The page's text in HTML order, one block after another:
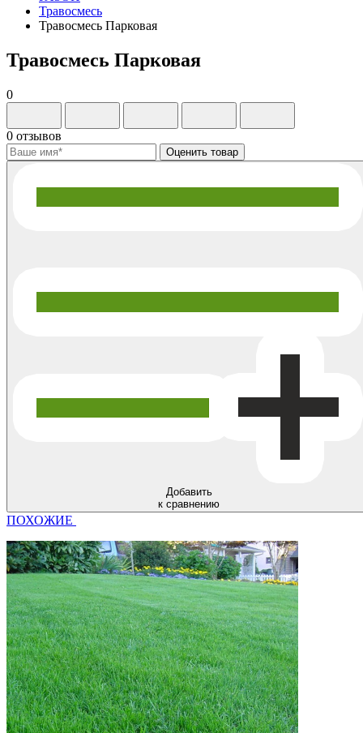
Травосмесь
Травосмесь Парковая
Травосмесь Парковая
0
0 отзывов
Добавить
к сравнению
ПОХОЖИЕ